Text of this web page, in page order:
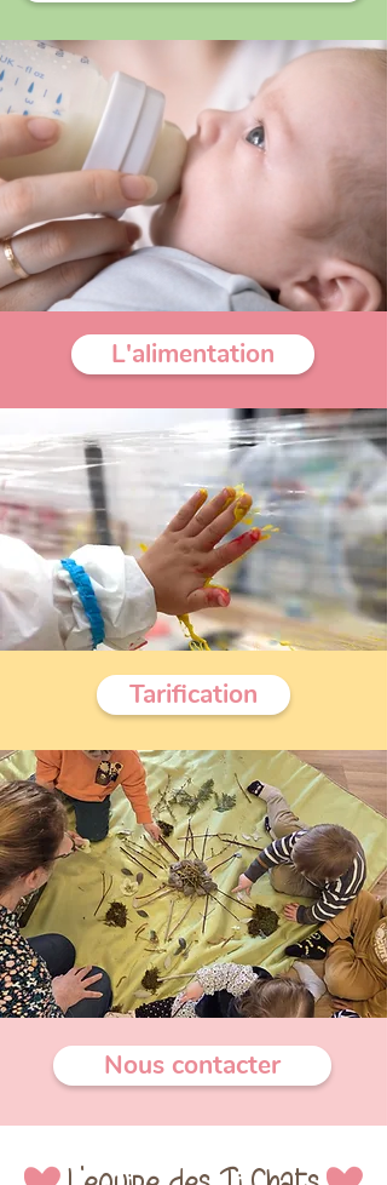
L'alimentation
Tarification
Nous contacter